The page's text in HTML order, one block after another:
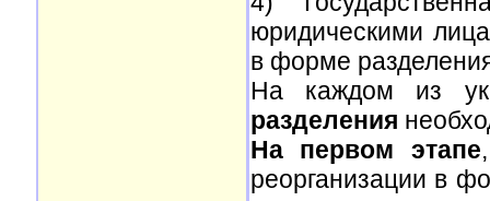
юридическими
в форме
На каждом из
разделения
На первом этапе
реорганизации в